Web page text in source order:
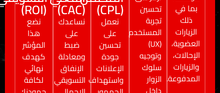
تحسين
المستخدم
وتوجيه
سلوك
(CPL)
نعمل
على
تحسين
جودة
الإعلانات
واستهداف
(CAC)
نساعدك
على
ضبط
ومعادلة
الإنفاق
التسويقي
(ROI)
نضع
المؤشر
كهدف
نهائي
لكافة